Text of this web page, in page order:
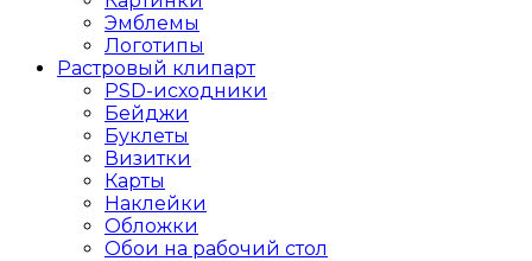
Эмблемы
Логотипы
Растровый клипарт
PSD-исходники
Бейджи
Буклеты
Визитки
Карты
Наклейки
Обложки
Обои на рабочий стол